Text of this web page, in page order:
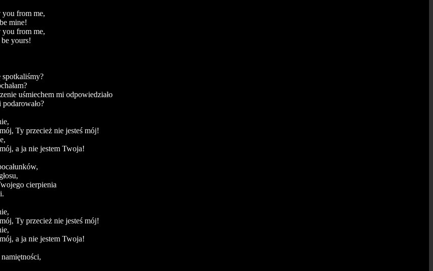
from me,
mine!
from me,
yours!
spotkaliśmy?
uśmiechem mi odpowiedziało
Ty przecież nie jesteś mój!
a ja nie jestem Twoja!
cierpienia
Ty przecież nie jesteś mój!
a ja nie jestem Twoja!